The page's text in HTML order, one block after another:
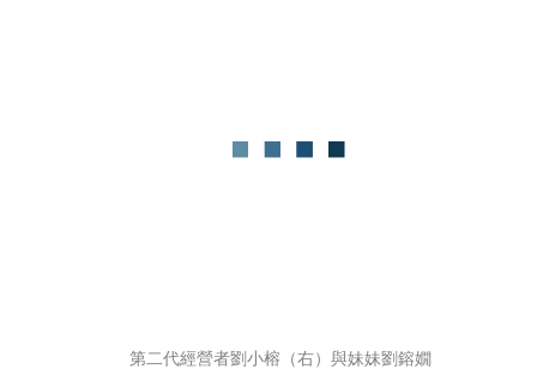
第二代經營者劉小榕（右）與妹妹劉鎔嫺